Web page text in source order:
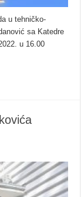
u tehničko-
sa Katedre
u 16.00